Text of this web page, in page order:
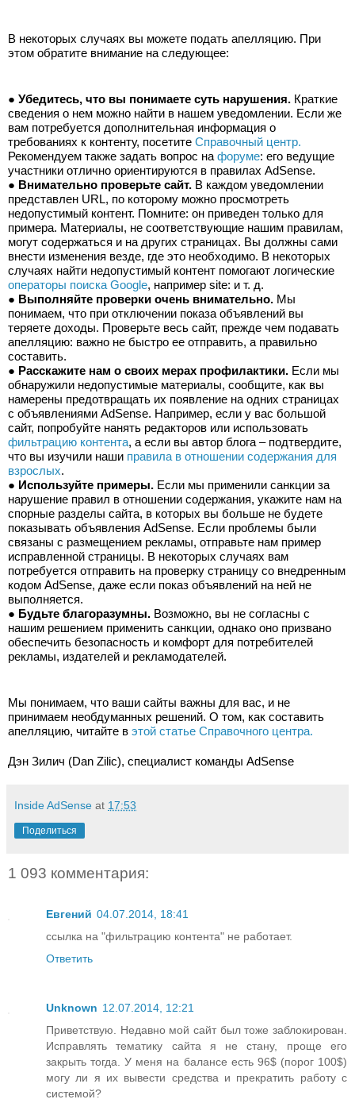
В некоторых случаях вы можете подать апелляцию. При
этом обратите внимание на следующее:
● Убедитесь, что вы понимаете суть нарушения. Краткие
сведения о нем можно найти в нашем уведомлении. Если же
вам потребуется дополнительная информация о
требованиях к контенту, посетите Справочный центр.
Рекомендуем также задать вопрос на форуме: его ведущие
участники отлично ориентируются в правилах AdSense.
● Внимательно проверьте сайт. В каждом уведомлении
представлен URL, по которому можно просмотреть
недопустимый контент. Помните: он приведен только для
примера. Материалы, не соответствующие нашим правилам,
могут содержаться и на других страницах. Вы должны сами
внести изменения везде, где это необходимо. В некоторых
операторы поиска Google, например site: и т. д.
● Выполняйте проверки очень внимательно. Мы
понимаем, что при отключении показа объявлений вы
теряете доходы. Проверьте весь сайт, прежде чем подавать
апелляцию: важно не быстро ее отправить, а правильно
составить.
● Расскажите нам о своих мерах профилактики. Если мы
обнаружили недопустимые материалы, сообщите, как вы
намерены предотвращать их появление на одних страницах
с объявлениями AdSense. Например, если у вас большой
фильтрацию контента, а если вы автор блога – подтвердите,
что вы изучили наши правила в отношении содержания для
взрослых.
● Используйте примеры. Если мы применили санкции за
нарушение правил в отношении содержания, укажите нам на
спорные разделы сайта, в которых вы больше не будете
показывать объявления AdSense. Если проблемы были
связаны с размещением рекламы, отправьте нам пример
исправленной страницы. В некоторых случаях вам
потребуется отправить на проверку страницу со внедренным
кодом AdSense, даже если показ объявлений на ней не
выполняется.
● Будьте благоразумны. Возможно, вы не согласны с
нашим решением применить санкции, однако оно призвано
обеспечить безопасность и комфорт для потребителей
рекламы, издателей и рекламодателей.
Мы понимаем, что ваши сайты важны для вас, и не
принимаем необдуманных решений. О том, как составить
апелляцию, читайте в этой статье Справочного центра.
Дэн Зилич (Dan Zilic), специалист команды AdSense
Inside AdSense at 17:53
Поделиться
1 093 комментария:
Евгений 04.07.2014, 18:41
ссылка на "фильтрацию контента" не работает.
Ответить
Unknown 12.07.2014, 12:21
Приветствую. Недавно мой сайт был тоже заблокирован.
Исправлять тематику сайта я не стану, проще его
закрыть тогда. У меня на балансе есть 96$ (порог 100$)
могу ли я их вывести средства и прекратить работу с
системой?